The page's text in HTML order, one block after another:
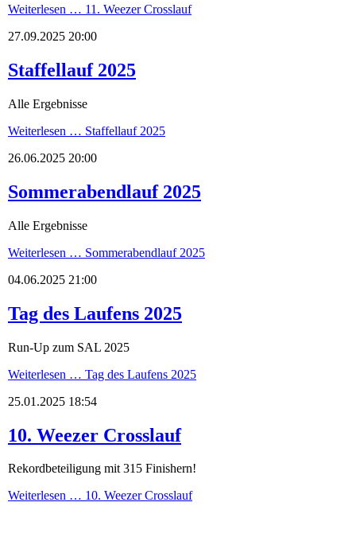
Weiterlesen … 11. Weezer Crosslauf
27.09.2025 20:00
Staffellauf 2025
Alle Ergebnisse
Weiterlesen … Staffellauf 2025
26.06.2025 20:00
Sommerabendlauf 2025
Alle Ergebnisse
Weiterlesen … Sommerabendlauf 2025
04.06.2025 21:00
Tag des Laufens 2025
Run-Up zum SAL 2025
Weiterlesen … Tag des Laufens 2025
25.01.2025 18:54
10. Weezer Crosslauf
Rekordbeteiligung mit 315 Finishern!
Weiterlesen … 10. Weezer Crosslauf